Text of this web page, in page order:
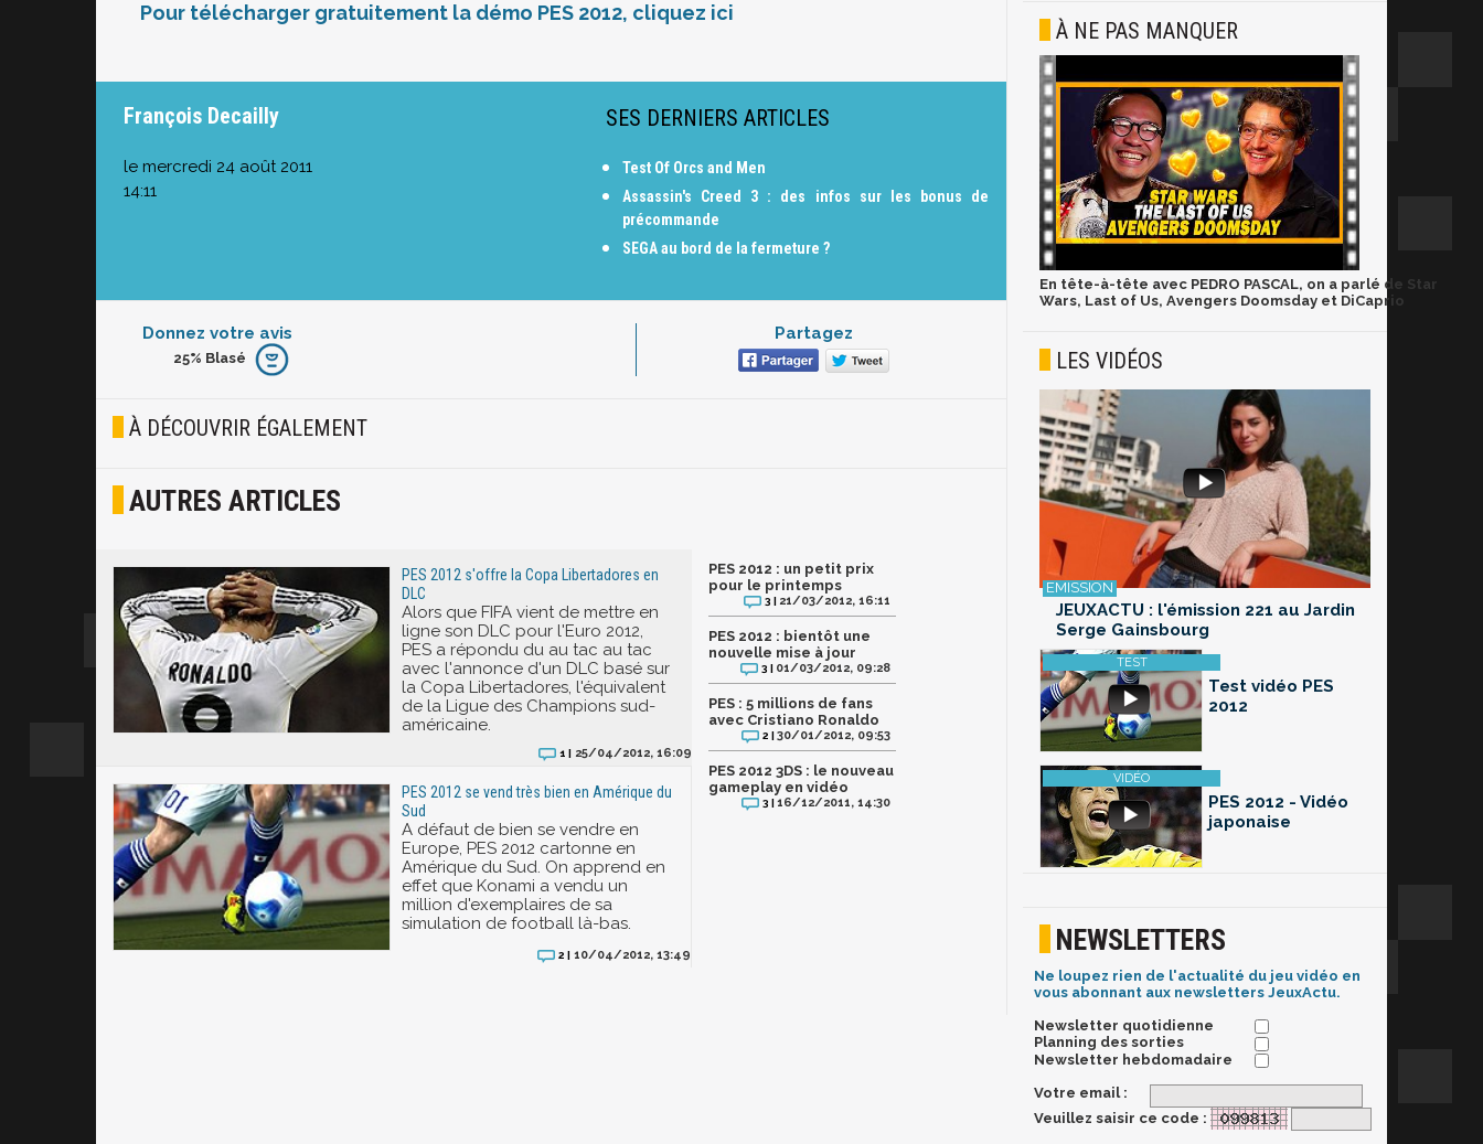
Pour télécharger gratuitement la démo PES 2012, cliquez ici
François Decailly
le mercredi 24 août 2011
14:11
SES DERNIERS ARTICLES
Test Of Orcs and Men
Assassin's Creed 3 : des infos sur les bonus de
précommande
SEGA au bord de la fermeture ?
Donnez votre avis
Furieux
Joyeux
25% Blasé
Partagez
À DÉCOUVRIR ÉGALEMENT
AUTRES ARTICLES
PES 2012 s'offre la Copa Libertadores en
DLC
Alors que FIFA vient de mettre en
ligne son DLC pour l'Euro 2012,
PES a répondu du au tac au tac
avec l'annonce d'un DLC basé sur
la Copa Libertadores, l'équivalent
de la Ligue des Champions sud-
américaine.
1 | 25/04/2012, 16:09
PES 2012 se vend très bien en Amérique du
Sud
A défaut de bien se vendre en
Europe, PES 2012 cartonne en
Amérique du Sud. On apprend en
effet que Konami a vendu un
million d'exemplaires de sa
simulation de football là-bas.
2 | 10/04/2012, 13:49
PES 2012 : un petit prix
pour le printemps
3 | 21/03/2012, 16:11
PES 2012 : bientôt une
nouvelle mise à jour
3 | 01/03/2012, 09:28
PES : 5 millions de fans
avec Cristiano Ronaldo
2 |30/01/2012, 09:53
PES 2012 3DS : le nouveau
gameplay en vidéo
3 |16/12/2011, 14:30
À NE PAS MANQUER
En tête-à-tête avec PEDRO PASCAL, on a parlé de Star
Wars, Last of Us, Avengers Doomsday et DiCaprio
LES VIDÉOS
JEUXACTU : l'émission 221 au Jardin
Serge Gainsbourg
Test vidéo PES
2012
PES 2012 - Vidéo
japonaise
NEWSLETTERS
Ne loupez rien de l'actualité du jeu vidéo en
vous abonnant aux newsletters JeuxActu.
Newsletter quotidienne
Planning des sorties
Newsletter hebdomadaire
Votre email :
Veuillez saisir ce code :